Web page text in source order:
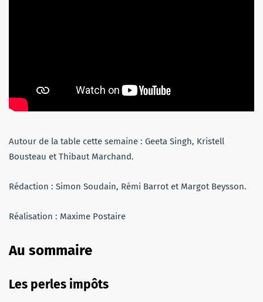
Autour de la table cette semaine : Geeta Singh, Kristell
Bousteau et Thibaut Marchand.
Rédaction : Simon Soudain, Rémi Barrot et Margot Beysson.
Réalisation : Maxime Postaire
Au sommaire
Les perles impôts